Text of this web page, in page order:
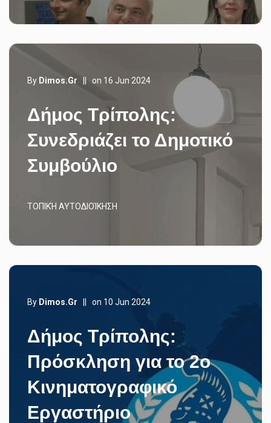
By Dimos.gr on 16 Jun 2024
Δήμος Τρίπολης:
Συνεδριάζει το Δημοτικό
Συμβούλιο
ΤΟΠΙΚΉ ΑΥΤΟΔΙΟΊΚΗΣΗ
By Dimos.gr on 10 Jun 2024
Δήμος Τρίπολης:
Πρόσκληση για το 2ο
Κινηματογραφικό
Εργαστήριο